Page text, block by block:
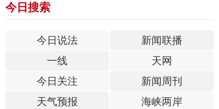
今日搜索
今日说法
新闻联播
一线
天网
今日关注
新闻周刊
天气预报
海峡两岸